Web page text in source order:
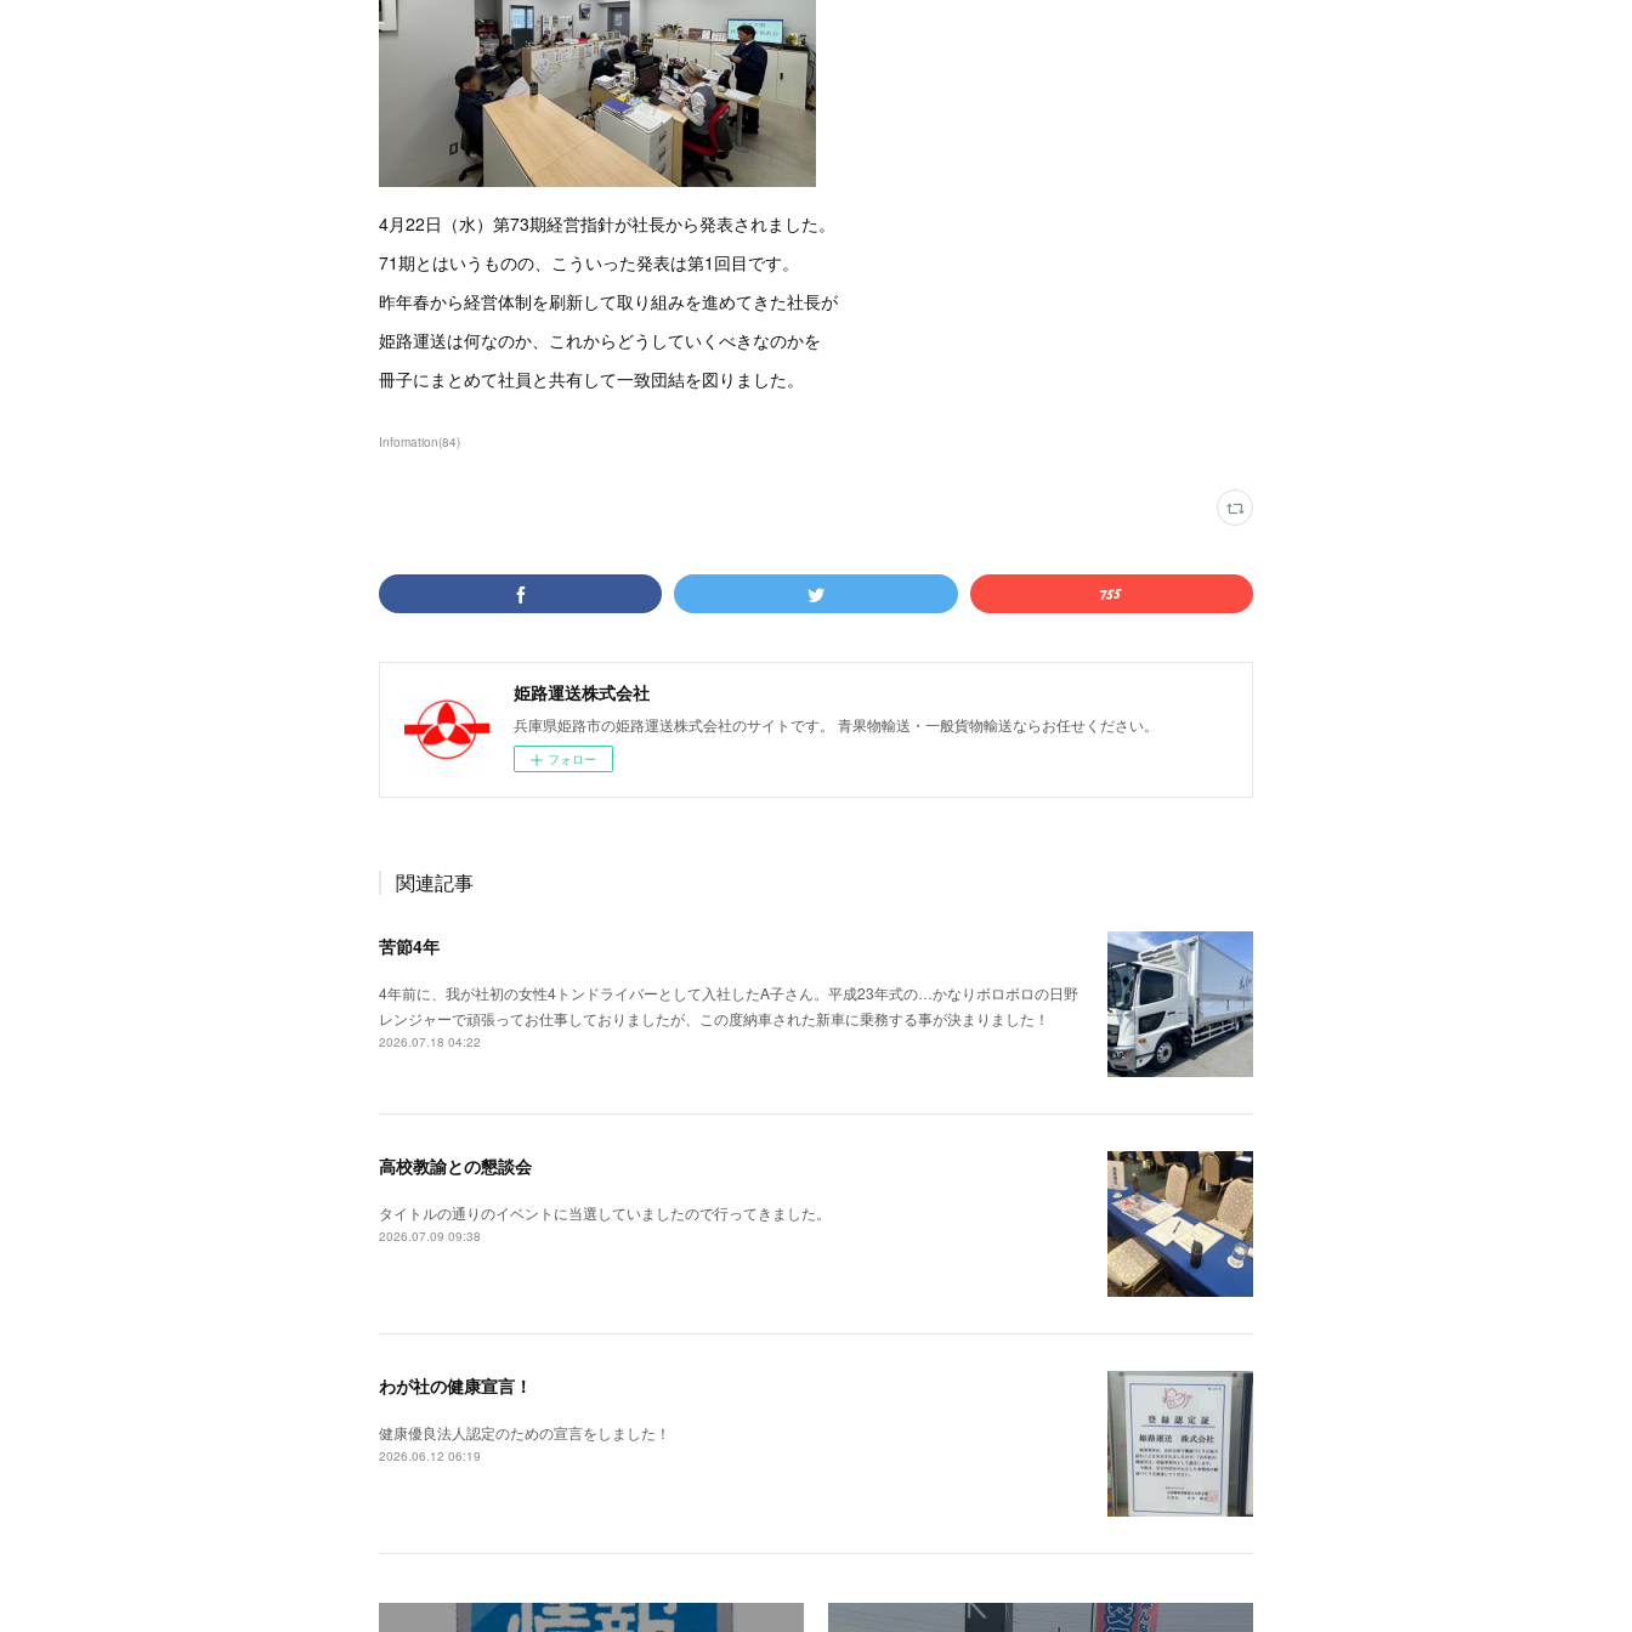
4月22日（水）第73期経営指針が社長から発表されました。
71期とはいうものの、こういった発表は第1回目です。
昨年春から経営体制を刷新して取り組みを進めてきた社長が
姫路運送は何なのか、これからどうしていくべきなのかを
冊子にまとめて社員と共有して一致団結を図りました。
Infomation(84)
姫路運送株式会社
兵庫県姫路市の姫路運送株式会社のサイトです。 青果物輸送・一般貨物輸送ならお任せください。
フォロー
関連記事
苦節4年
4年前に、我が社初の女性4トンドライバーとして入社したA子さん。平成23年式の…かなりボロボロの日野
レンジャーで頑張ってお仕事しておりましたが、この度納車された新車に乗務する事が決まりました！
2026.07.18 04:22
高校教諭との懇談会
タイトルの通りのイベントに当選していましたので行ってきました。
2026.07.09 09:38
わが社の健康宣言！
健康優良法人認定のための宣言をしました！
2026.06.12 06:19